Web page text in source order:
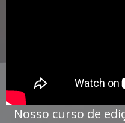
Nosso curso de